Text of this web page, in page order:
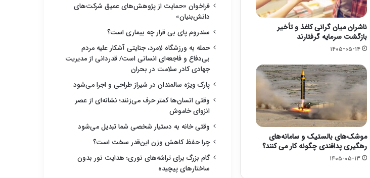
ناشران میان گرانی کاغذ و تأخیر
بازگشت سرمایه گرفتارند
۱۴۰۵-۰۵-۱۴
موشک‌های بالستیک و سامانه‌های
رهگیری پدافندی چگونه کار می کنند؟
۱۴۰۵-۰۵-۱۳
فراخوان «حمایت از پژوهش‌های عمیق شرکت‌های
دانش‌بنیان»
سندروم پای بی قرار چه بیماری است؟
حمله به ورزشگاه لامرد، جنایتی آشکار علیه مردم
بی‌دفاع و فاجعه‌ای انسانی است/ قدردانی از مدیریت
جهادی کادر سلامت در بحران
پارک ویژه سالمندان در شیراز طراحی و اجرا می‌شود
وقتی انسان‌ها کمتر حرف می‌زنند؛ نشانه‌ای از عصر
انزوای خاموش
وقتی خانه به دستیار شخصی شما تبدیل می‌شود
چرا حفظ کاهش وزن این‌قدر سخت است؟
گام بزرگ برای تراشه‌های نوری؛ هدایت نور بدون
ساختارهای پیچیده